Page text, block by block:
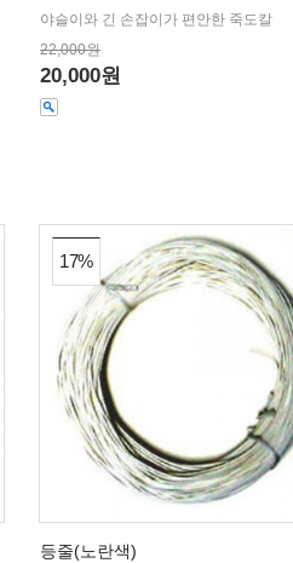
야슬이와 긴 손잡이가 편안한 죽도칼
22,000원
20,000원
17%
등줄(노란색)